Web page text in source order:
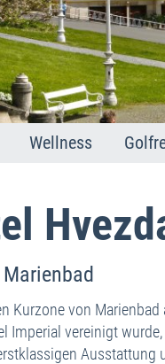
Wellness
Karlsbad
Franzensbad
Marienbad
von
vereinigt